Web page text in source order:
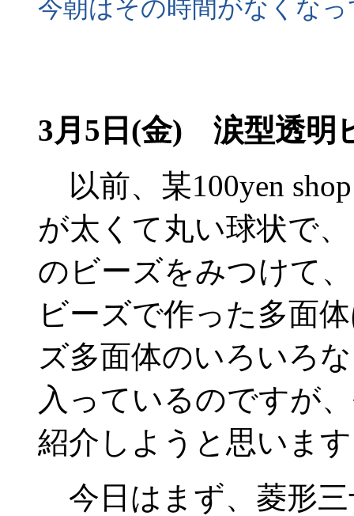
今朝はその時間がなくな
3月5日(金) 涙型透明
以前、某100yen
が太くて丸い球状で
のビーズをみつけて
ビーズで作った多面
ズ多面体のいろいろ
入っているのですが
紹介しようと思いま
今日はまず、菱形三